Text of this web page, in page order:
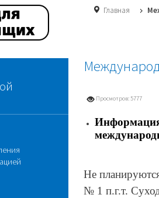
Главная
Просмотров: 5777
Не
№ 1 п.г.т.